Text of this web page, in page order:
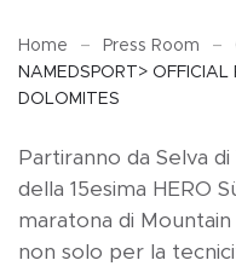
Home Press Room
NAMEDSPORT>
DOLOMITES
Partiranno da Selva
della 15esima HERO
maratona di
non solo per la